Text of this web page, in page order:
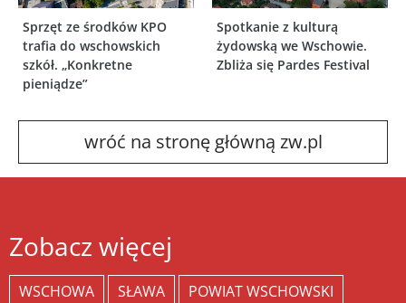
Sprzęt ze środków KPO
trafia do wschowskich
szkół. „Konkretne
pieniądze”
Spotkanie z kulturą
żydowską we Wschowie.
Zbliża się Pardes Festival
wróć na stronę główną zw.pl
Zobacz więcej
WSCHOWA SŁAWA
POWIAT WSCHOWSKI